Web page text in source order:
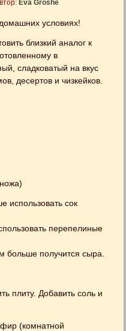
Eva Groshe
условиях!
близкий аналог к
в
сладковатый на вкус
десертов и чизкейков.
использовать сок
перепелиные
больше получится сыра.
плиту. Добавить соль и
(комнатной